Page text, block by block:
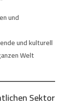
und
und kulturell
Welt
Sektor